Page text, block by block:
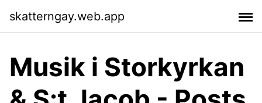
skatterngay.web.app
Musik i Storkyrkan